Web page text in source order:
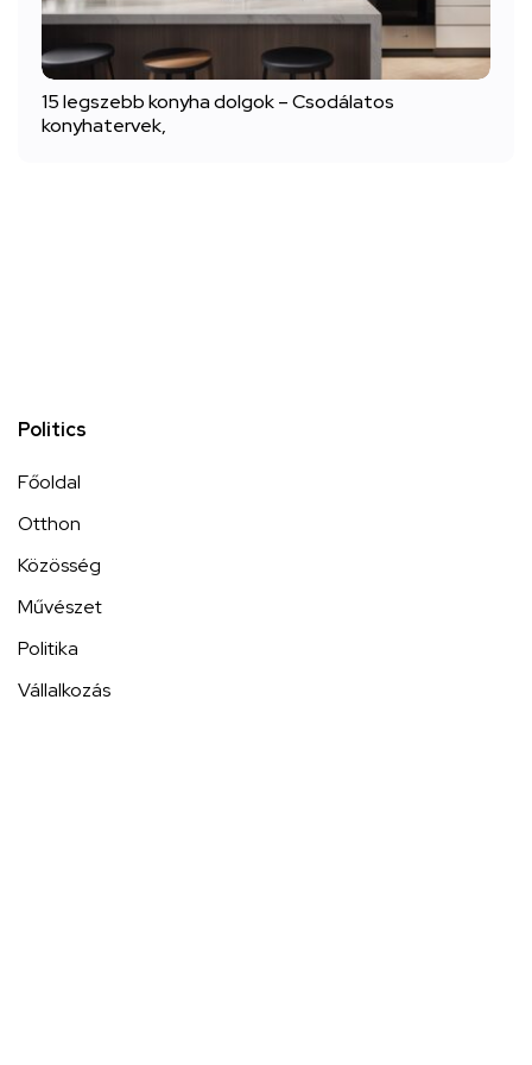
15 legszebb konyha dolgok – Csodálatos
konyhatervek,
Politics
Főoldal
Otthon
Közösség
Művészet
Politika
Vállalkozás